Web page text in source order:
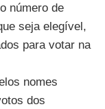
número de
seja elegível,
para votar na
nomes
dos